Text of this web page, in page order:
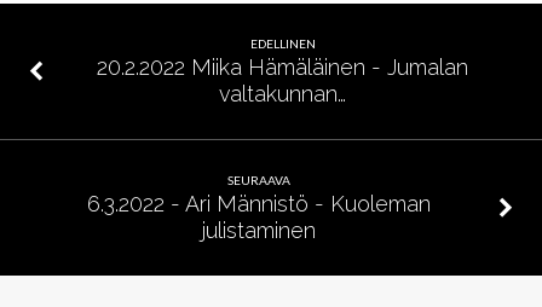
EDELLINEN
20.2.2022 Miika Hämäläinen - Jumalan
valtakunnan…
SEURAAVA
6.3.2022 - Ari Männistö - Kuoleman
julistaminen